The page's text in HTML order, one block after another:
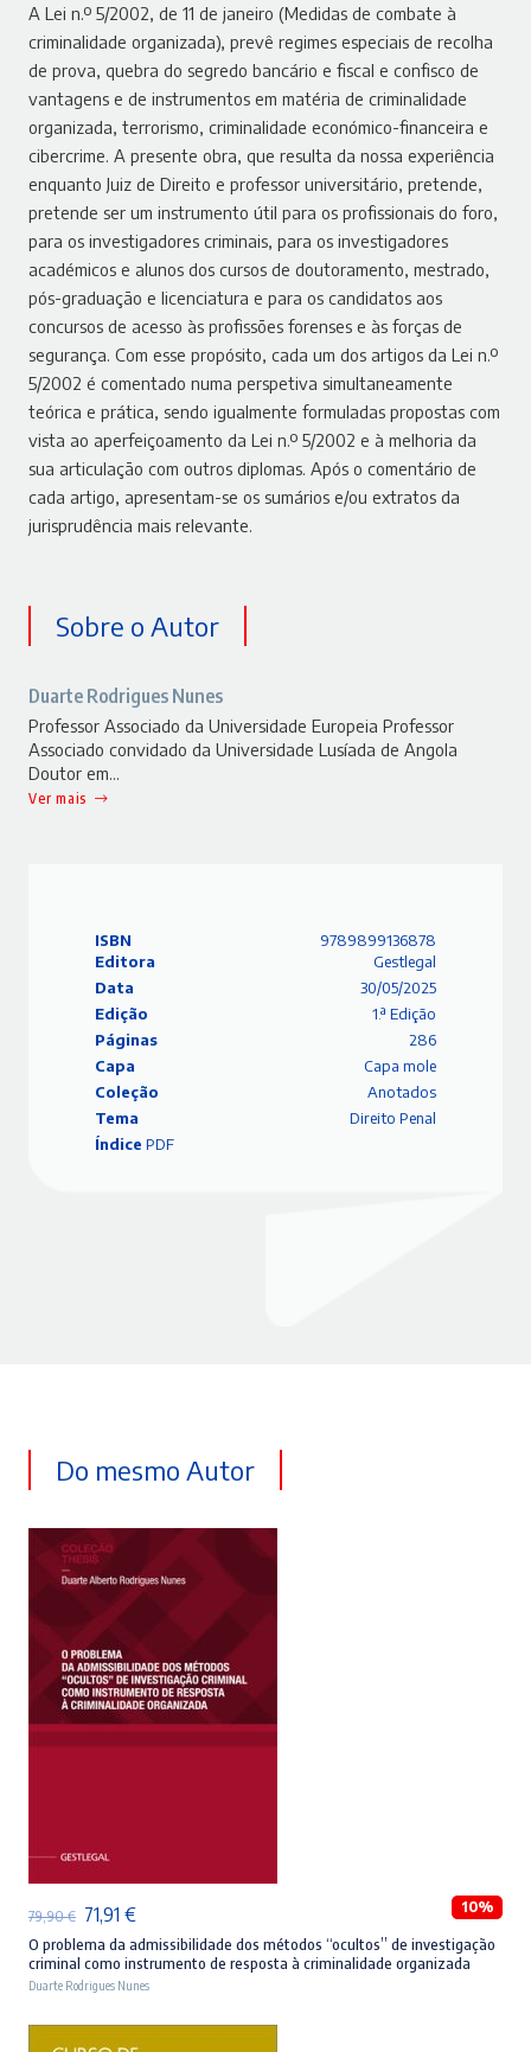
A Lei n.º 5/2002, de 11 de janeiro (Medidas de combate à
criminalidade organizada), prevê regimes especiais de recolha
de prova, quebra do segredo bancário e fiscal e confisco de
vantagens e de instrumentos em matéria de criminalidade
organizada, terrorismo, criminalidade económico-financeira e
cibercrime. A presente obra, que resulta da nossa experiência
enquanto Juiz de Direito e professor universitário, pretende,
pretende ser um instrumento útil para os profissionais do foro,
para os investigadores criminais, para os investigadores
académicos e alunos dos cursos de doutoramento, mestrado,
pós-graduação e licenciatura e para os candidatos aos
concursos de acesso às profissões forenses e às forças de
segurança. Com esse propósito, cada um dos artigos da Lei n.º
5/2002 é comentado numa perspetiva simultaneamente
teórica e prática, sendo igualmente formuladas propostas com
vista ao aperfeiçoamento da Lei n.º 5/2002 e à melhoria da
sua articulação com outros diplomas. Após o comentário de
cada artigo, apresentam-se os sumários e/ou extratos da
jurisprudência mais relevante.
Sobre o Autor
Duarte Rodrigues Nunes
Professor Associado da Universidade Europeia Professor
Associado convidado da Universidade Lusíada de Angola
Doutor em…
Ver mais
ISBN
9789899136878
Editora
Gestlegal
Data
30/05/2025
Edição
1.ª Edição
Páginas
286
Capa
Capa mole
Coleção
Anotados
Tema
Direito Penal
Índice PDF
Do mesmo Autor
79,90€ O
preço
original
79,90 €.
71,91 €O
preço
atual
71,91 €.
10%
O problema da admissibilidade dos métodos “ocultos” de investigação
criminal como instrumento de resposta à criminalidade organizada
Duarte Rodrigues Nunes